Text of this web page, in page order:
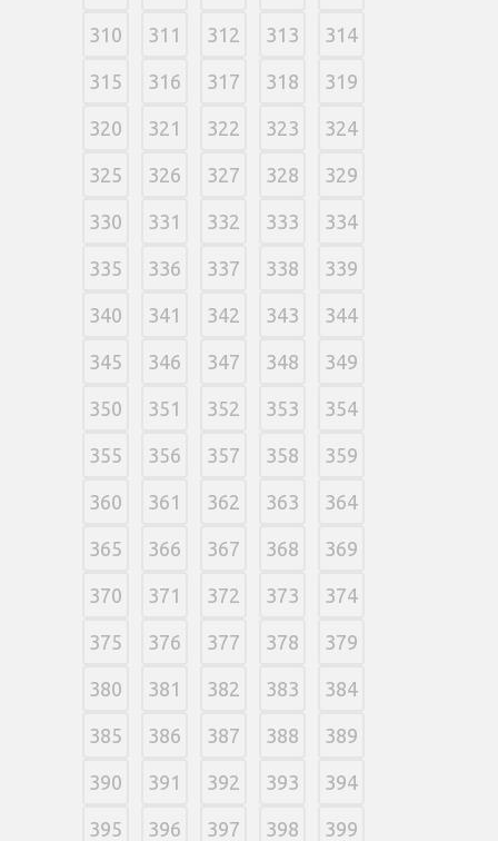
310 311 312 313 314
315 316 317 318 319
320 321 322 323 324
325 326 327 328 329
330 331 332 333 334
335 336 337 338 339
340 341 342 343 344
345 346 347 348 349
350 351 352 353 354
355 356 357 358 359
360 361 362 363 364
365 366 367 368 369
370 371 372 373 374
375 376 377 378 379
380 381 382 383 384
385 386 387 388 389
390 391 392 393 394
395 396 397 398 399